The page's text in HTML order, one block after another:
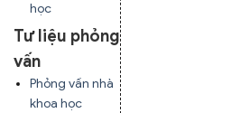
học
Tư liệu phỏng
vấn
Phỏng vấn nhà
khoa học